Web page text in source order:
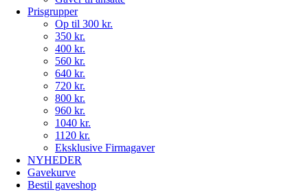
Prisgrupper
Op til 300 kr.
350 kr.
400 kr.
560 kr.
640 kr.
720 kr.
800 kr.
960 kr.
1040 kr.
1120 kr.
Eksklusive Firmagaver
NYHEDER
Gavekurve
Bestil gaveshop